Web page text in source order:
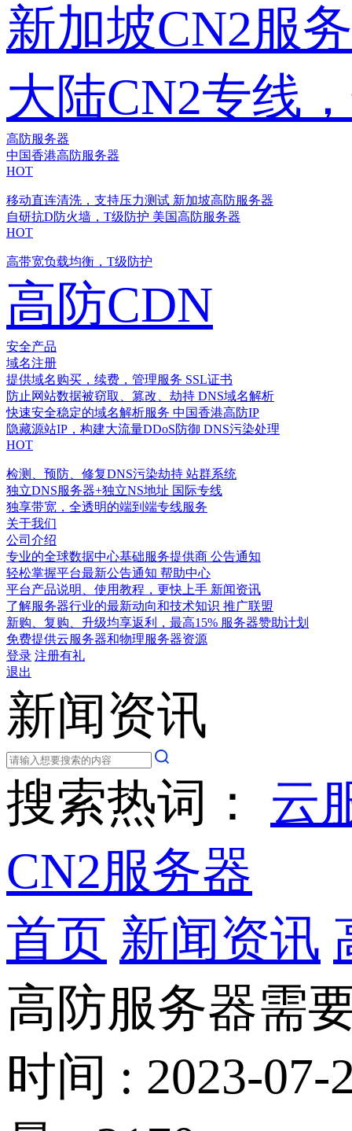
新加坡CN2服
大陆CN2专线
高防服务器
中国香港高防服务器
HOT
移动直连清洗，支持压力测试 新加坡高防服务器
自研抗D防火墙，T级防护 美国高防服务器
HOT
高带宽负载均衡，T级防护
高防CDN
安全产品
域名注册
提供域名购买，续费，管理服务 SSL证书
防止网站数据被窃取、篡改、劫持 DNS域名解析
快速安全稳定的域名解析服务 中国香港高防IP
隐藏源站IP，构建大流量DDoS防御 DNS污染处理
HOT
检测、预防、修复DNS污染劫持 站群系统
独立DNS服务器+独立NS地址 国际专线
独享带宽，全透明的端到端专线服务
关于我们
公司介绍
专业的全球数据中心基础服务提供商 公告通知
轻松掌握平台最新公告通知 帮助中心
平台产品说明、使用教程，更快上手 新闻资讯
了解服务器行业的最新动向和技术知识 推广联盟
新购、复购、升级均享返利，最高15% 服务器赞助计划
免费提供云服务器和物理服务器资源
登录 注册有礼
退出
新闻资讯
搜索热词： 云
CN2服务器
首页 新闻资讯
高防服务器需
时间 : 2023-07-